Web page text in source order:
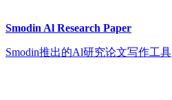
Smodin Al Research Paper
Smodin推出的Al研究论文写作工具